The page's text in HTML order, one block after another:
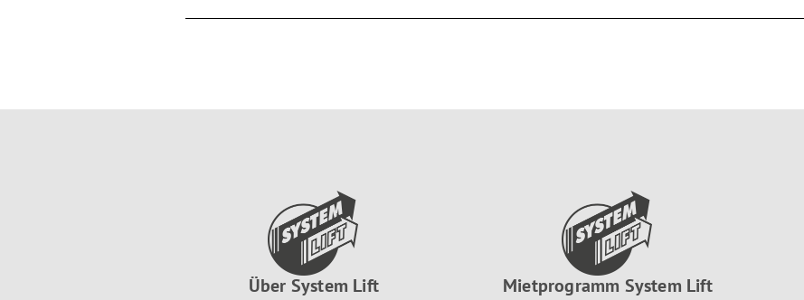
Über System Lift Mietprogramm System Lift